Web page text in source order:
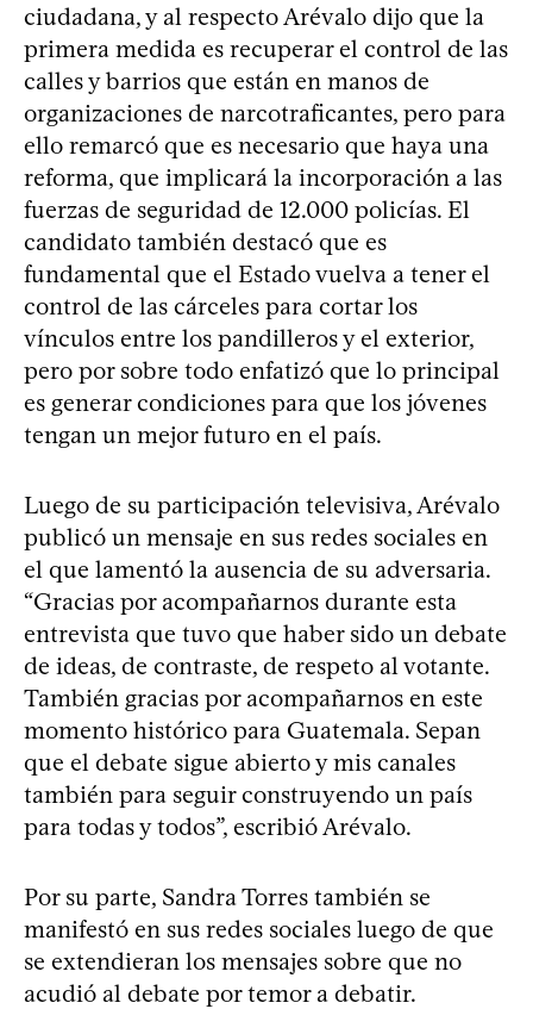
ciudadana, y al respecto Arévalo dijo que la
primera medida es recuperar el control de las
calles y barrios que están en manos de
organizaciones de narcotraficantes, pero para
ello remarcó que es necesario que haya una
reforma, que implicará la incorporación a las
fuerzas de seguridad de 12.000 policías. El
candidato también destacó que es
fundamental que el Estado vuelva a tener el
control de las cárceles para cortar los
vínculos entre los pandilleros y el exterior,
pero por sobre todo enfatizó que lo principal
es generar condiciones para que los jóvenes
tengan un mejor futuro en el país.
Luego de su participación televisiva, Arévalo
publicó un mensaje en sus redes sociales en
el que lamentó la ausencia de su adversaria.
“Gracias por acompañarnos durante esta
entrevista que tuvo que haber sido un debate
de ideas, de contraste, de respeto al votante.
También gracias por acompañarnos en este
momento histórico para Guatemala. Sepan
que el debate sigue abierto y mis canales
también para seguir construyendo un país
para todas y todos”, escribió Arévalo.
Por su parte, Sandra Torres también se
manifestó en sus redes sociales luego de que
se extendieran los mensajes sobre que no
acudió al debate por temor a debatir.